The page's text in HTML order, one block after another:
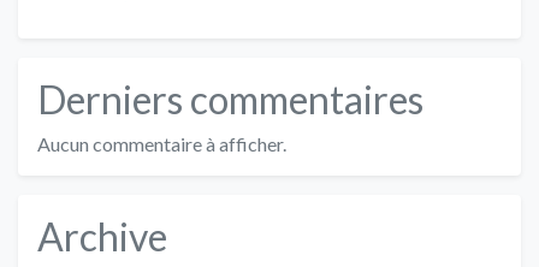
Derniers commentaires
Aucun commentaire à afficher.
Archive